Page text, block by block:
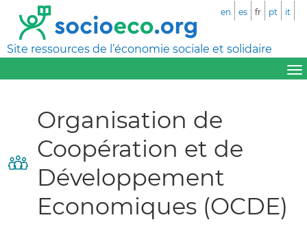
Site ressources de l’économie sociale et solidaire
en es fr pt it
Organisation de
Coopération et de
Développement
Economiques (OCDE)